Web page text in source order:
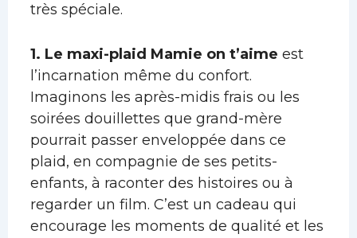
très spéciale.
1. Le maxi-plaid Mamie on t’aime est
l’incarnation même du confort.
Imaginons les après-midis frais ou les
soirées douillettes que grand-mère
pourrait passer enveloppée dans ce
plaid, en compagnie de ses petits-
enfants, à raconter des histoires ou à
regarder un film. C’est un cadeau qui
encourage les moments de qualité et les